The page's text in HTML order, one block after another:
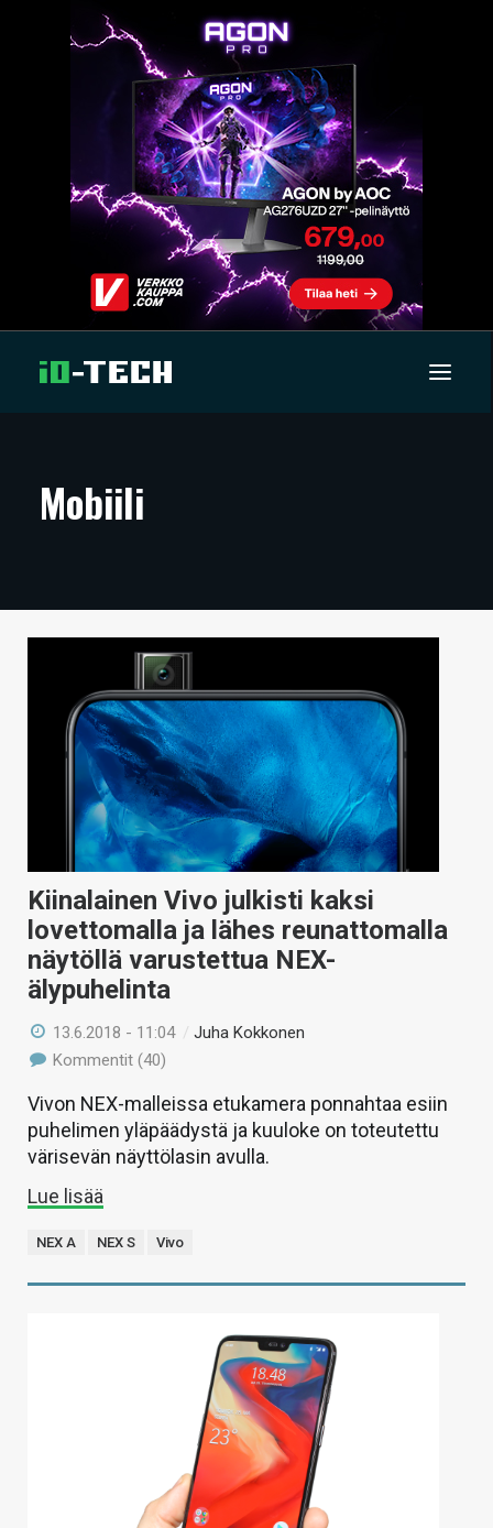
ARTIKKELIT
TECHBBS
HINTA.FI
KAUPPA
VAIHDA TEEMA
HAKU
Mobiili
Kiinalainen Vivo julkisti kaksi
lovettomalla ja lähes reunattomalla
näytöllä varustettua NEX-
älypuhelinta
13.6.2018 - 11:04 /Juha Kokkonen
Kommentit (40)
Vivon NEX-malleissa etukamera ponnahtaa esiin
puhelimen yläpäädystä ja kuuloke on toteutettu
värisevän näyttölasin avulla.
Lue lisää
NEX A NEX S Vivo